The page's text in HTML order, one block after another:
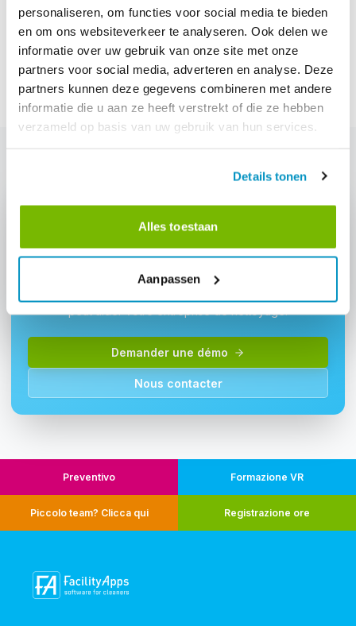
personaliseren, om functies voor social media te bieden
en om ons websiteverkeer te analyseren. Ook delen we
informatie over uw gebruik van onze site met onze
partners voor social media, adverteren en analyse. Deze
partners kunnen deze gegevens combineren met andere
informatie die u aan ze heeft verstrekt of die ze hebben
verzameld op basis van uw gebruik van hun services.
Details tonen
Alles toestaan
Aanpassen
Demander une démo
Nous contacter
Preventivo Formazione VR
Piccolo team? Clicca qui Registrazione ore